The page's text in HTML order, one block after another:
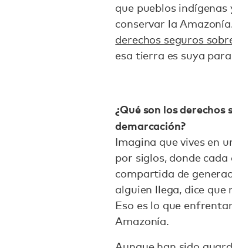
que pueblos
conservar la
derechos seguros
esa tierra es suya
¿Qué son los
demarcación?
Imagina que vives en
por siglos, donde
compartida de
alguien llega, dice
Eso es lo que
Amazonía.